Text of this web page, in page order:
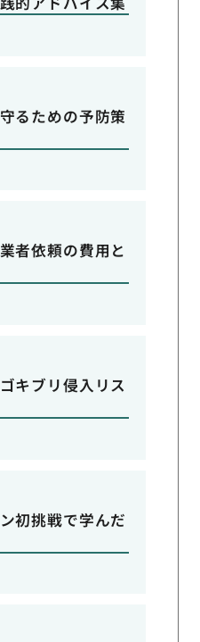
るための予防策
者依頼の費用と
キブリ侵入リス
初挑戦で学んだ